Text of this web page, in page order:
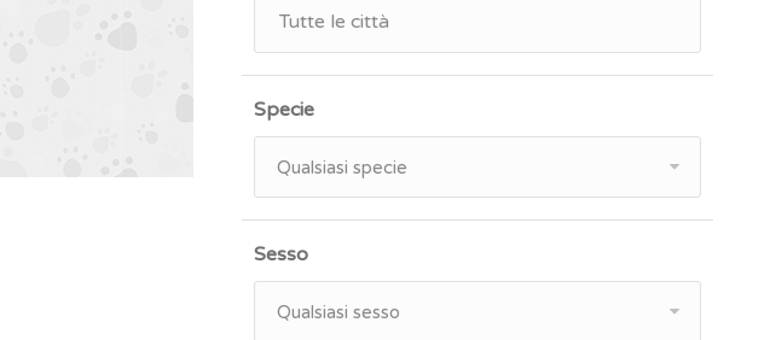
Specie
Qualsiasi specie
Sesso
Qualsiasi sesso